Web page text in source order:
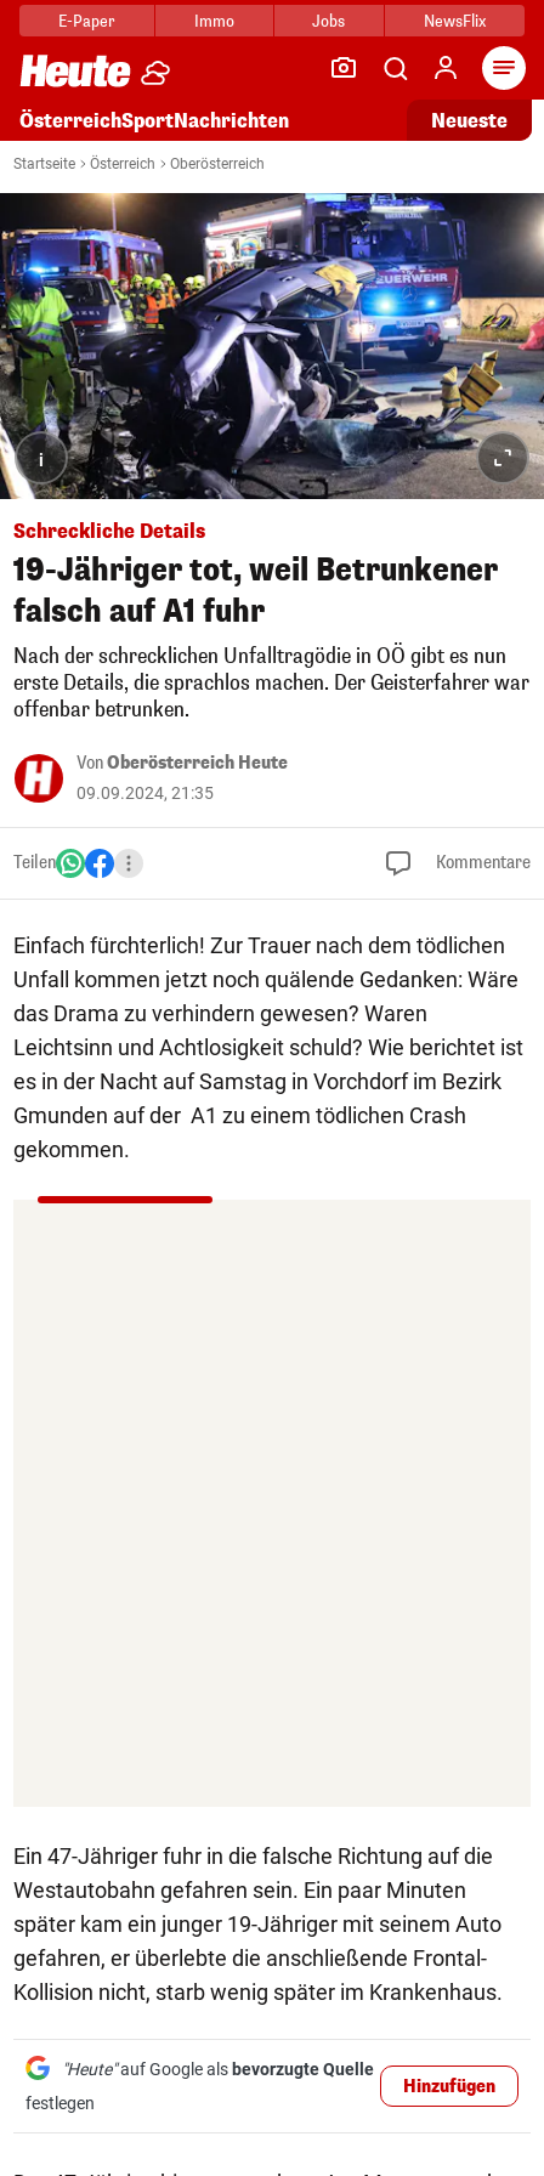
E-Paper Immo Jobs NewsFlix
ÖsterreichSportNachrichten Neueste
Startseite Österreich Oberösterreich
i
Schreckliche Details
19-Jähriger tot, weil Betrunkener
falsch auf A1 fuhr
Nach der schrecklichen Unfalltragödie in OÖ gibt es nun
erste Details, die sprachlos machen. Der Geisterfahrer war
offenbar betrunken.
VonOberösterreich Heute
09.09.2024, 21:35
Teilen Kommentare
Einfach fürchterlich! Zur Trauer nach dem tödlichen
Unfall kommen jetzt noch quälende Gedanken: Wäre
das Drama zu verhindern gewesen? Waren
Leichtsinn und Achtlosigkeit schuld? Wie berichtet ist
es in der Nacht auf Samstag in Vorchdorf im Bezirk
Gmunden auf der A1 zu einem tödlichen Crash
gekommen.
Ein 47-Jähriger fuhr in die falsche Richtung auf die
Westautobahn gefahren sein. Ein paar Minuten
später kam ein junger 19-Jähriger mit seinem Auto
gefahren, er überlebte die anschließende Frontal-
Kollision nicht, starb wenig später im Krankenhaus.
"Heute"auf Google als bevorzugte Quelle
festlegen
Hinzufügen